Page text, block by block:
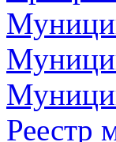
Реестр